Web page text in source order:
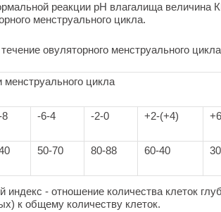
реакции рН влагалища величина
менструального цикла.
овуляторного менструального цикла
менструального цикла
8 -6-4 -2-0 +2-(+4)
50-70 80-88 60-40
индекс - отношение количества клеток
к общему количеству клеток.